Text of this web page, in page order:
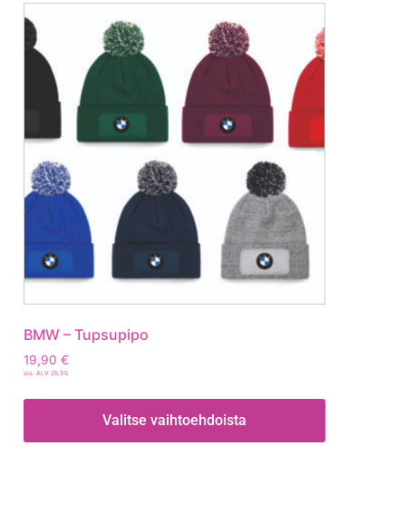
BMW – Tupsupipo
19,90 €
sis. ALV 25,5%
Valitse vaihtoehdoista